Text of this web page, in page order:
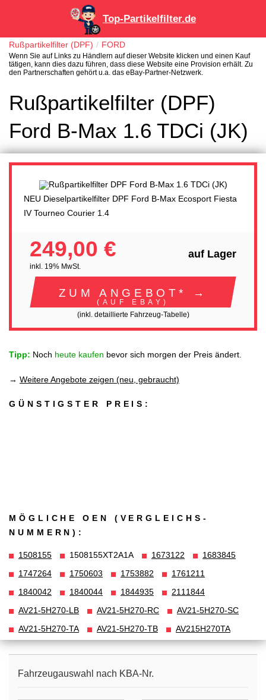
Top-Partikelfilter.de
Rußpartikelfilter (DPF) FORD
Wenn Sie auf Links zu Händlern auf dieser Website klicken und einen Kauf
tätigen, kann dies dazu führen, dass diese Website eine Provision erhält. Zu
den Partnerschaften gehört u.a. das eBay-Partner-Netzwerk.
Rußpartikelfilter (DPF)
Ford B-Max 1.6 TDCi (JK)
NEU Dieselpartikelfilter DPF Ford B-Max Ecosport Fiesta
IV Tourneo Courier 1.4
249,00 €
inkl. 19% MwSt.
auf Lager
ZUM ANGEBOT* →
(AUF EBAY)
(inkl. detaillierte Fahrzeug-Tabelle)
Tipp: Noch heute kaufen bevor sich morgen der Preis ändert.
→ Weitere Angebote zeigen (neu, gebraucht)
GÜNSTIGSTER PREIS:
MÖGLICHE OEN (VERGLEICHS­
NUMMERN):
1508155 1508155XT2A1A 1673122
1683845
1747264
1750603 1753882
1761211
1840042
1840044 1844935
2111844
AV21-5H270-LB
AV21-5H270-RC
AV21-5H270-SC
AV21-5H270-TA
AV21-5H270-TB AV215H270TA
Fahrzeugauswahl nach KBA-Nr.